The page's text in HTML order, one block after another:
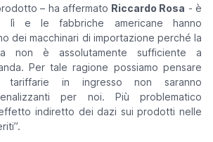
– ha affermato Riccardo Rosa - è
lì e le fabbriche americane hanno
dei macchinari di importazione perché la
non è assolutamente sufficiente a
Per tale ragione possiamo pensare
in ingresso non saranno
per noi. Più problematico
indiretto dei dazi sui prodotti nelle
”.